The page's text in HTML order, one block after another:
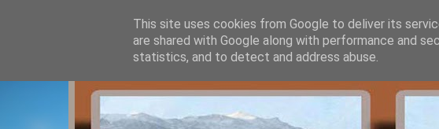
This site uses cookies from Google to deliver its
are shared with Google along with performance and
statistics, and to detect and address abuse.